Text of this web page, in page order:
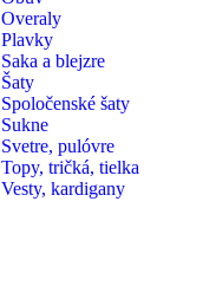
Overaly
Plavky
Saka a blejzre
Šaty
Spoločenské šaty
Sukne
Svetre, pulóvre
Topy, tričká, tielka
Vesty, kardigany